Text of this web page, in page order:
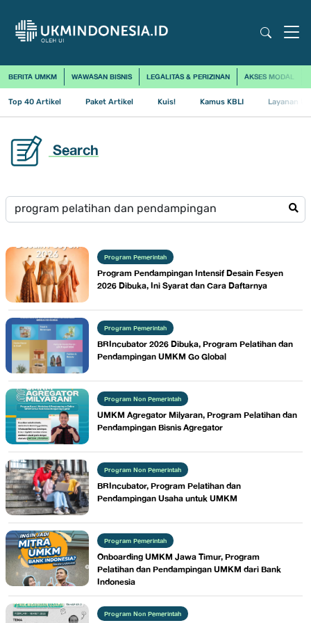
BERITA UMKM WAWASAN BISNIS LEGALITAS & PERIZINAN AKSES MODAL
Top 40 Artikel Paket Artikel Kuis! Kamus KBLI Layanan
Search
Program Pemerintah
Program Pendampingan Intensif Desain Fesyen
2026 Dibuka, Ini Syarat dan Cara Daftarnya
Program Pemerintah
BRIncubator 2026 Dibuka, Program Pelatihan dan
Pendampingan UMKM Go Global
Program Non Pemerintah
UMKM Agregator Milyaran, Program Pelatihan dan
Pendampingan Bisnis Agregator
Program Non Pemerintah
BRIncubator, Program Pelatihan dan
Pendampingan Usaha untuk UMKM
Program Pemerintah
Onboarding UMKM Jawa Timur, Program
Pelatihan dan Pendampingan UMKM dari Bank
Indonesia
Program Non Pemerintah